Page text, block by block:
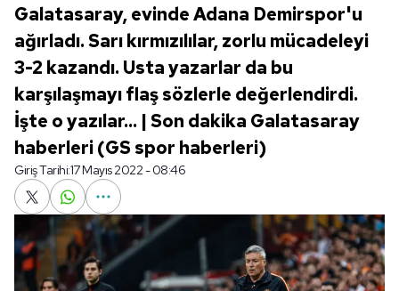
Galatasaray, evinde Adana Demirspor'u
ağırladı. Sarı kırmızılılar, zorlu mücadeleyi
3-2 kazandı. Usta yazarlar da bu
karşılaşmayı flaş sözlerle değerlendirdi.
İşte o yazılar... | Son dakika Galatasaray
haberleri (GS spor haberleri)
Giriş Tarihi:17 Mayıs 2022 - 08:46